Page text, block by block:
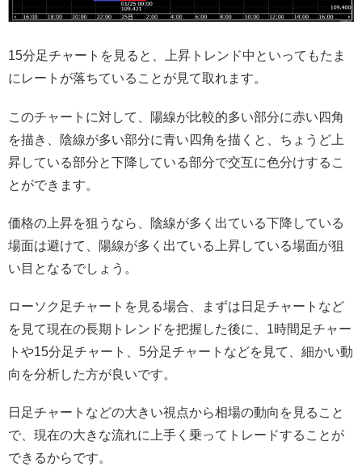
15分足チャートを見ると、上昇トレンド中といってもたま
にレートが落ちていることが見て取れます。
このチャートに対して、陽線が比較的多い部分に赤い四角
を描き、陰線が多い部分に青い四角を描くと、ちょうど上
昇している部分と下降している部分で交互に色分けするこ
とができます。
価格の上昇を狙うなら、陰線が多く出ている下降している
場面は避けて、陽線が多く出ている上昇している場面が狙
い目となるでしょう。
ローソク足チャートを見る場合、まずは日足チャートなど
を見て現在の長期トレンドを把握した後に、1時間足チャー
トや15分足チャート、5分足チャートなどを見て、細かい動
向を分析した方が良いです。
日足チャートなどの大きい視点から相場の動向を見ること
で、現在の大きな流れに上手く乗ってトレードすることが
できるからです。